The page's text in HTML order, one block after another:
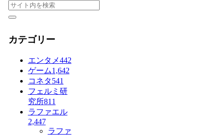
カテゴリー
エンタメ442
ゲーム1,642
コネタ541
フェルミ研
究所811
ラファエル
2,447
ラファ